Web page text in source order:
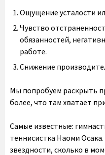
Ощущение усталости
Чувство
обязанностей,
работе.
Снижение
Мы попробуем раскрыть
более, что там хватает
Самые известные:
теннисистка Наоми
звездности, сколько в